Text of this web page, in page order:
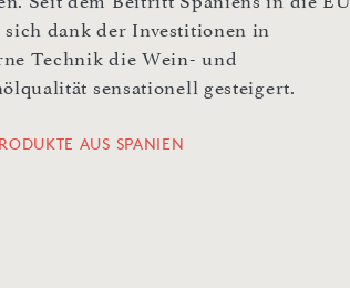
sich dank der Investitionen in
Technik die Wein- und
sensationell gesteigert.
AUS SPANIEN